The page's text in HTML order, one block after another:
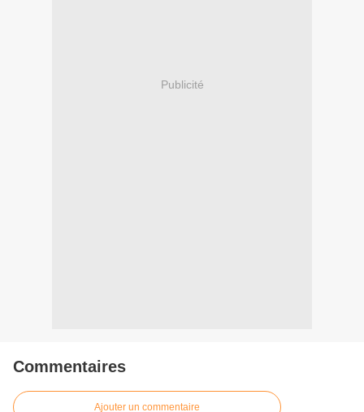
Publicité
Commentaires
Ajouter un commentaire